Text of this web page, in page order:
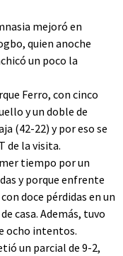
mejoró en
quien anoche
un poco la
Ferro, con cinco
y un doble de
(42-22) y por eso se
de la visita.
tiempo por un
y porque enfrente
doce pérdidas en un
casa. Además, tuvo
ocho intentos.
un parcial de 9-2,